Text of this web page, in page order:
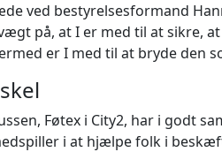
ved bestyrelsesformand
på, at I er med til at sikre,
er I med til at bryde den
Føtex i City2, har i godt
i at hjælpe folk i